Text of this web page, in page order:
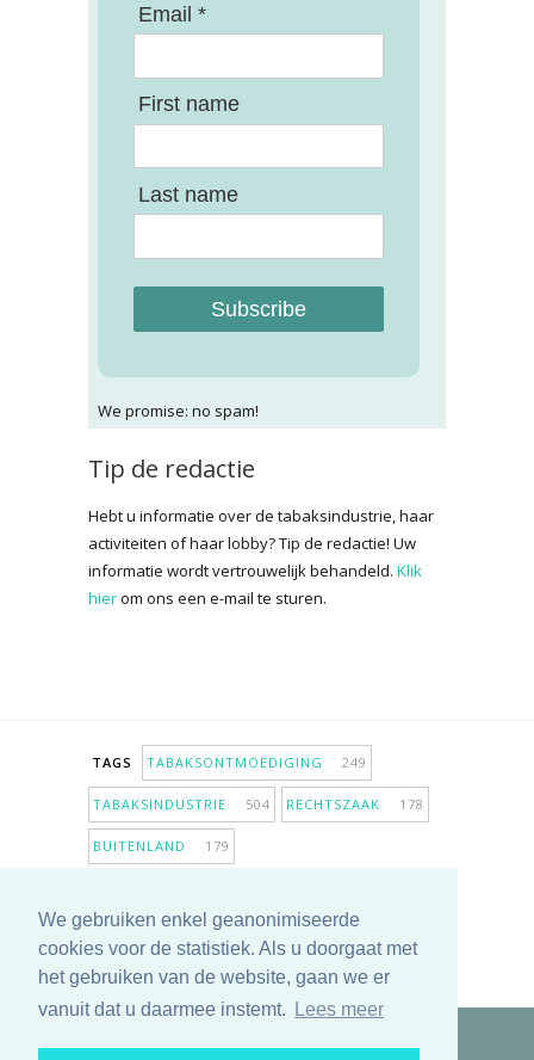
We gebruiken enkel geanonimiseerde
cookies voor de statistiek. Als u doorgaat met
het gebruiken van de website, gaan we er
vanuit dat u daarmee instemt.
Lees meer
Email *
First name
Last name
Subscribe
We promise: no spam!
Tip de redactie
Hebt u informatie over de tabaksindustrie, haar
activiteiten of haar lobby? Tip de redactie! Uw
informatie wordt vertrouwelijk behandeld. Klik
hierom ons een e-mail te sturen.
TAGS TABAKSONTMOEDIGING 249
TABAKSINDUSTRIE 504 RECHTSZAAK 178
BUITENLAND 179
ANTIROOKBELEID307 ONDERZOEK
MEER TAGS TONEN